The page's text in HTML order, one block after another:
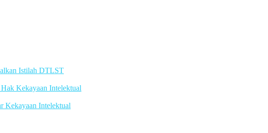
Istilah DTLST
Kekayaan Intelektual
Kekayaan Intelektual